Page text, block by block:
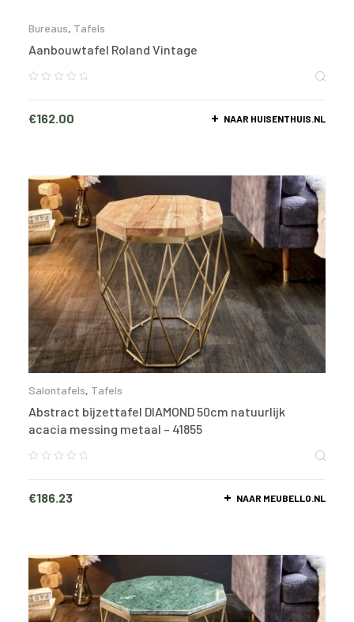
Bureaus, Tafels
Aanbouwtafel Roland Vintage
€162.00 NAAR HUISENTHUIS.NL
Salontafels, Tafels
Abstract bijzettafel DIAMOND 50cm natuurlijk
acacia messing metaal – 41855
€186.23 NAAR MEUBELLO.NL